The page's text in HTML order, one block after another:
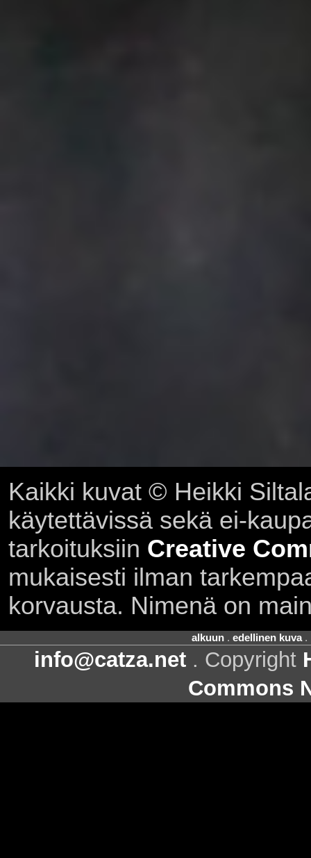
Kaikki kuvat © Heikki
käytettävissä sekä ei-
tarkoituksiin Creative
mukaisesti ilman
korvausta. Nimenä on
alkuun. edellinen kuva.
info@catza.net . Copyright
Commons